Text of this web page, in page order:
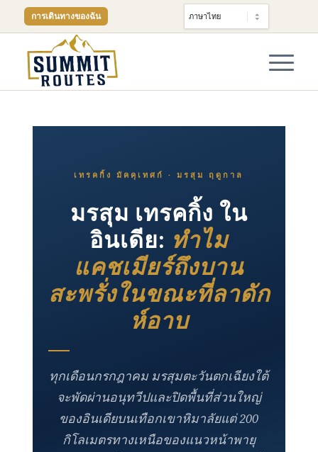
การเดินทางของฉัน
เทรคกิ้ง มัคคุเทศก์ · มรสุม ฤดูกาล
มรสุม เทรคกิ้ง ใน
อินเดีย: ทําไม
แคชเมียร์ถึงบาน
สะพรั่งในขณะที่ลาดัก
ห์อาบ
ทุกเดือนกรกฎาคม มรสุมตะวันตกเฉียงใต้
จะพัดผ่านอนุทวีปและปิดพื้นที่ส่วนใหญ่
ของอินเดียบนเทือกเขาหิมาลัยแต่ 200
กิโลเมตรทางเหนือของแนวหน้าพายุ